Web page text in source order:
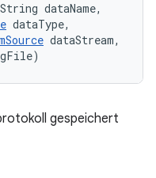
dataName,
dataType,
dataStream,
gespeichert